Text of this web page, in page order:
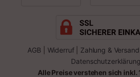
AGB Widerruf| Zahlung & Versand
Datenschutzerklärung
Alle Preise verstehen sich inkl.